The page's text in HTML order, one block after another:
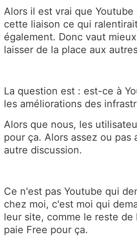
Alors il est vrai que
cette liaison ce qui
également. Donc vaut
laisser de la place aux
La question est : est-ce à
les améliorations des
Alors que nous, les
pour ça. Alors assez ou pas
autre discussion.
Ce n'est pas Youtube qui
chez moi, c'est moi qui
leur site, comme le reste
paie Free pour ça.